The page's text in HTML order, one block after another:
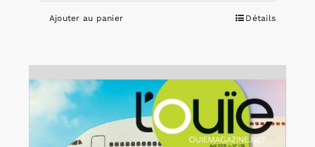
Ajouter au panier Détails